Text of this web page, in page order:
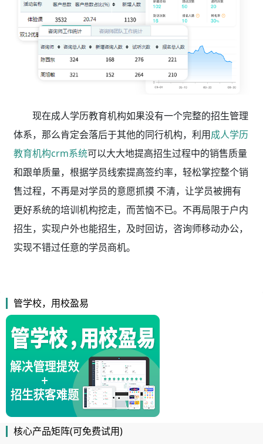
现在成人学历教育机构如果没有一个完整的招生管理
体系，那么肯定会落后于其他的同行机构，利用成人学历
教育机构crm系统可以大大地提高招生过程中的销售质量
和跟单质量，根据学员线索提高签约率，轻松掌控整个销
售过程，不再是对学员的意愿抓摸 不清，让学员被拥有
更好系统的培训机构挖走，而苦恼不已。不再局限于户内
招生，实现户外也能招生，及时回访，咨询师移动办公，
实现不错过任意的学员商机。
管学校，用校盈易
核心产品矩阵(可免费试用)